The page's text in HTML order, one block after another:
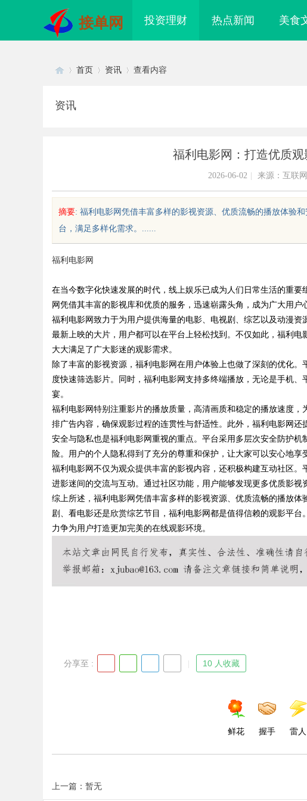
接单网 投资理财 热点新闻 美食
uz
!
首页 资讯 查看内容
资讯
福利电影网：打造优质
2026-06-02 来源：互联网
摘要: 福利电影网凭借丰富多样的影视资源、优质流畅的播放体验
台，满足多样化需求。......
福利电影网
在当今数字化快速发展的时代，线上娱乐已成为人们日常生活的重
网凭借其丰富的影视库和优质的服务，迅速崭露头角，成为广大用户
福利电影网致力于为用户提供海量的电影、电视剧、综艺以及动漫
最新上映的大片，用户都可以在平台上轻松找到。不仅如此，福利
大大满足了广大影迷的观影需求。
除了丰富的影视资源，福利电影网在用户体验上也做了深刻的优化
度快速筛选影片。同时，福利电影网支持多终端播放，无论是手机
宴。
福利电影网特别注重影片的播放质量，高清画质和稳定的播放速度
排广告内容，确保观影过程的连贯性与舒适性。此外，福利电影网还
安全与隐私也是福利电影网重视的重点。平台采用多层次安全防护
险。用户的个人隐私得到了充分的尊重和保护，让大家可以安心地享
福利电影网不仅为观众提供丰富的影视内容，还积极构建互动社区
进影迷间的交流与互动。通过社区功能，用户能够发现更多优质影视
综上所述，福利电影网凭借丰富多样的影视资源、优质流畅的播放
剧、看电影还是欣赏综艺节目，福利电影网都是值得信赖的观影平
力争为用户打造更加完美的在线观影环境。
分享至 : 10 人收藏
鲜花 握手 雷人
上一篇：暂无
眼镜 上海配眼镜
业医美机构筛选标准科普